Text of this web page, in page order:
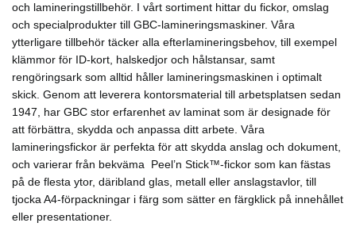
och lamineringstillbehör. I vårt sortiment hittar du fickor, omslag
och specialprodukter till GBC-lamineringsmaskiner. Våra
ytterligare tillbehör täcker alla efterlamineringsbehov, till exempel
klämmor för ID-kort, halskedjor och hålstansar, samt
rengöringsark som alltid håller lamineringsmaskinen i optimalt
skick. Genom att leverera kontorsmaterial till arbetsplatsen sedan
1947, har GBC stor erfarenhet av laminat som är designade för
att förbättra, skydda och anpassa ditt arbete. Våra
lamineringsfickor är perfekta för att skydda anslag och dokument,
och varierar från bekväma Peel’n Stick™-fickor som kan fästas
på de flesta ytor, däribland glas, metall eller anslagstavlor, till
tjocka A4-förpackningar i färg som sätter en färgklick på innehållet
eller presentationer.